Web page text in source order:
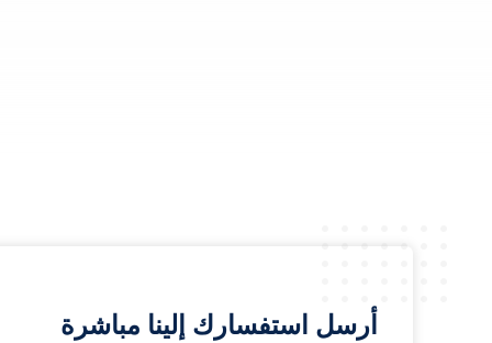
أرسل استفسارك إلينا مباشرة